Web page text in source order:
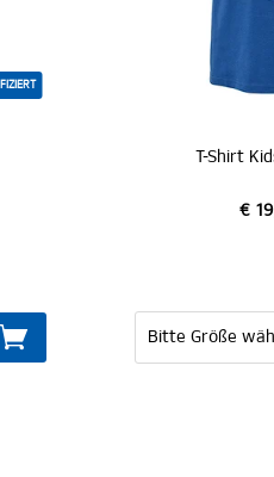
T-Shirt Kids
€ 19,95